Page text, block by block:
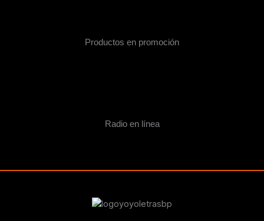
Productos en promoción
Radio en línea